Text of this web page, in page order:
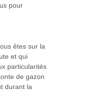
pour
êtes sur la
et qui
particularités
de gazon
durant la